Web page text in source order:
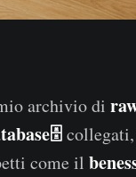
archivio di
come il